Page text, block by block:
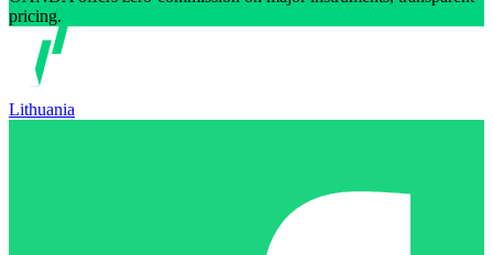
pricing.
Lithuania